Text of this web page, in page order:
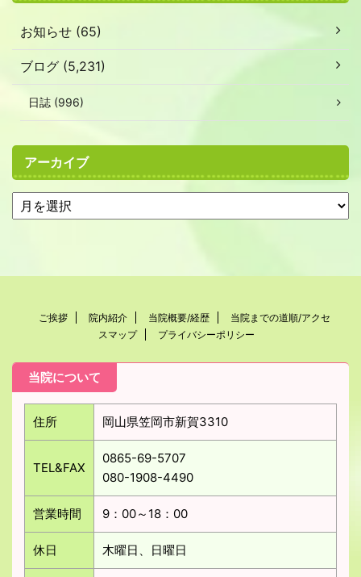
お知らせ (65)
ブログ (5,231)
日誌 (996)
アーカイブ
ご挨拶 院内紹介 当院概要/経歴
当院までの道順/アクセ
スマップ
プライバシーポリシー
当院について
住所 岡山県笠岡市新賀3310
TEL&FAX
0865-69-5707
080-1908-4490
営業時間 9：00～18：00
休日 木曜日、日曜日